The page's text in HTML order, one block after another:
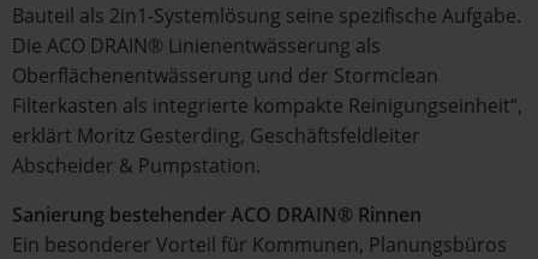
Bauteil als 2in1-Systemlösung seine spezifische Aufgabe.
Die ACO DRAIN® Linienentwässerung als
Oberflächenentwässerung und der Stormclean
Filterkasten als integrierte kompakte Reinigungseinheit“,
erklärt Moritz Gesterding, Geschäftsfeldleiter
Abscheider & Pumpstation.
Sanierung bestehender ACO DRAIN® Rinnen
Ein besonderer Vorteil für Kommunen, Planungsbüros